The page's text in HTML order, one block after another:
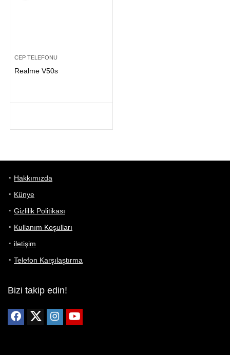
CEP TELEFONU
Realme V50s
Hakkımızda
Künye
Gizlilik Politikası
Kullanım Koşulları
iletişim
Telefon Karşılaştırma
Bizi takip edin!